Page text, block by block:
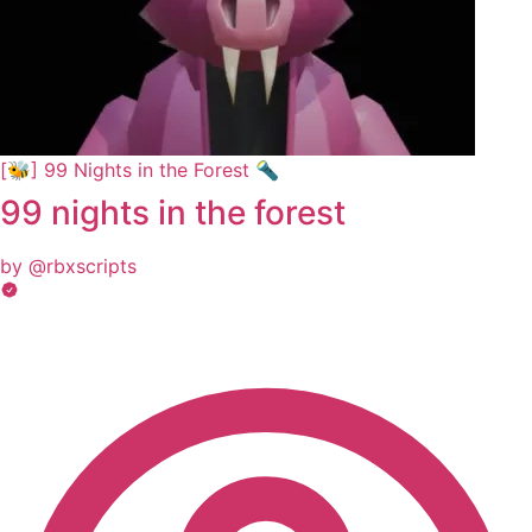
[🐝] 99 Nights in the Forest 🔦
99 nights in the forest
by @rbxscripts